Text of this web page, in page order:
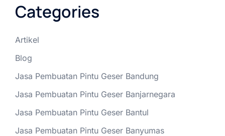
Categories
Artikel
Blog
Jasa Pembuatan Pintu Geser Bandung
Jasa Pembuatan Pintu Geser Banjarnegara
Jasa Pembuatan Pintu Geser Bantul
Jasa Pembuatan Pintu Geser Banyumas